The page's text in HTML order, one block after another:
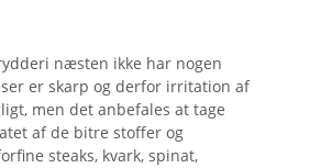
næsten ikke har nogen
er skarp og derfor irritation af
men det anbefales at tage
af de bitre stoffer og
steaks, kvark, spinat,